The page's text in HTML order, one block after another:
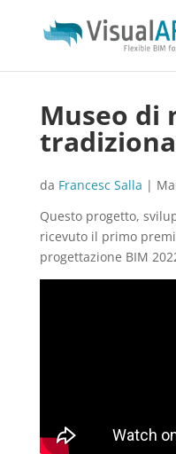
Museo di
da Francesc Salla |
Questo progetto,
ricevuto il primo
progettazione BIM